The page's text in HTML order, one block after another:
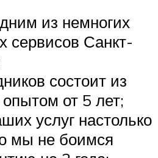
из немногих
сервисов Санкт-
состоит из
от 5 лет;
услуг настолько
мы не боимся